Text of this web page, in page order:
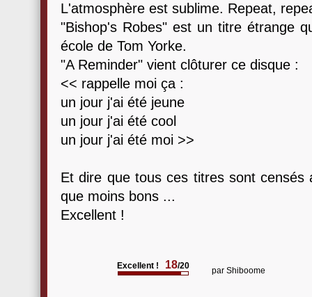
L'atmosphère est sublime. Repeat,
"Bishop's Robes" est un titre étrange
école de Tom Yorke.
"A Reminder" vient clôturer ce disque :
<< rappelle moi ça :
un jour j'ai été jeune
un jour j'ai été cool
un jour j'ai été moi >>
Et dire que tous ces titres sont
que moins bons ...
Excellent !
Excellent ! 18/20 par Shiboome